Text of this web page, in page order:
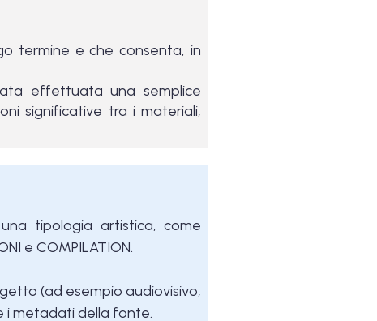
termine e che consenta, in
effettuata una semplice
significative tra i materiali,
tipologia artistica, come
e COMPILATION.
(ad esempio audiovisivo,
i metadati della fonte.